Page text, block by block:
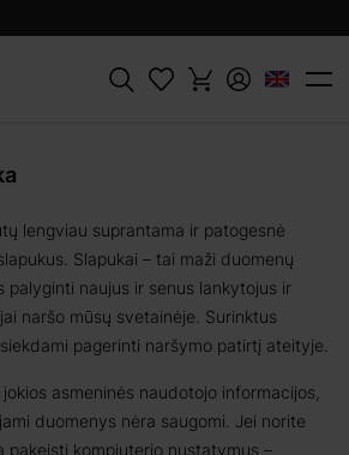
Paieška
lengviau suprantama ir patogesnė
Slapukai – tai maži duomenų
palyginti naujus ir senus lankytojus ir
naršo mūsų svetainėje. Surinktus
pagerinti naršymo patirtį ateityje.
asmeninės naudotojo informacijos,
duomenys nėra saugomi. Jei norite
pakeisti kompiuterio nustatymus –